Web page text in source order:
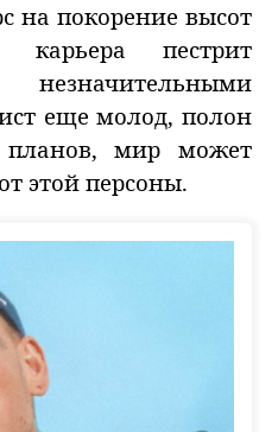
на покорение высот
карьера пестрит
еще молод, полон
планов, мир может
этой персоны.